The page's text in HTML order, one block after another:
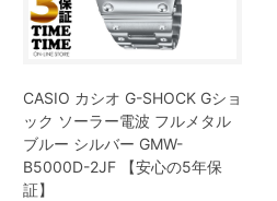
CASIO カシオ G-SHOCK Gショ
ック ソーラー電波 フルメタル
ブルー シルバー GMW-
B5000D-2JF 【安心の5年保
証】